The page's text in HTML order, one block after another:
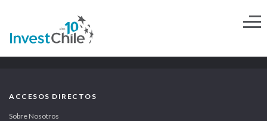
ACCESOS DIRECTOS
Sobre Nosotros